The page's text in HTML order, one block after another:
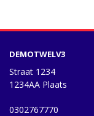
DEMOTWELV3
Straat 1234
1234AA Plaats
0302767770